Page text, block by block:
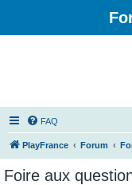
FAQ
PlayFrance Forum
Foire aux